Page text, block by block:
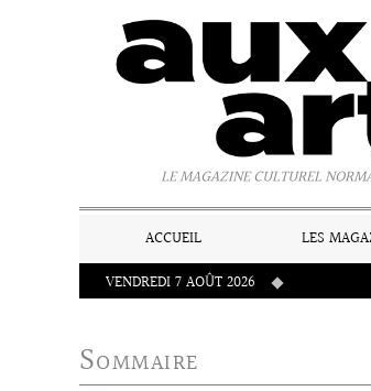
LE MAGAZINE CULTUREL
ACCUEIL LES
VENDREDI 7 AOÛT 2026
Sommaire
Panneau de gestion des cookies